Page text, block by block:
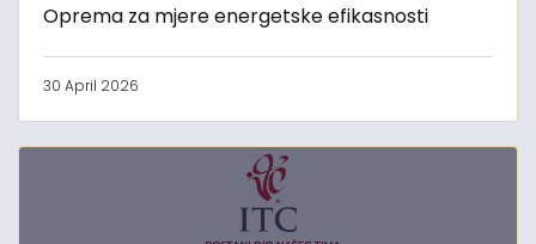
Oprema za mjere energetske efikasnosti
30 April 2026